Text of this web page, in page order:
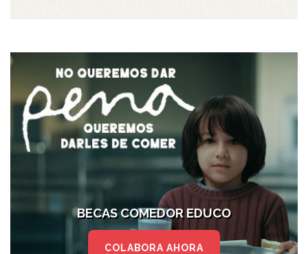
BECAS COMEDOR EDUCO
COLABORA AHORA